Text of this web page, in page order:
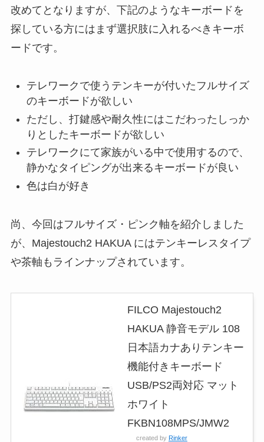
改めてとなりますが、下記のようなキーボードを
探している方にはまず選択肢に入れるべきキーボ
ードです。
テレワークで使うテンキーが付いたフルサイズ
のキーボードが欲しい
ただし、打鍵感や耐久性にはこだわったしっか
りとしたキーボードが欲しい
テレワークにて家族がいる中で使用するので、
静かなタイピングが出来るキーボードが良い
色は白が好き
尚、今回はフルサイズ・ピンク軸を紹介しました
が、Majestouch2 HAKUA にはテンキーレスタイプ
や茶軸もラインナップされています。
FILCO Majestouch2
HAKUA 静音モデル 108
日本語カナありテンキー
機能付きキーボード
USB/PS2両対応 マット
ホワイト
FKBN108MPS/JMW2
created by Rinker